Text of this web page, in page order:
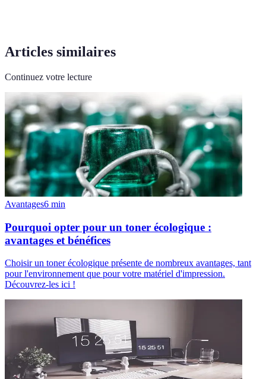
Articles similaires
Continuez votre lecture
Avantages6 min
Pourquoi opter pour un toner écologique :
avantages et bénéfices
Choisir un toner écologique présente de nombreux avantages, tant
pour l'environnement que pour votre matériel d'impression.
Découvrez-les ici !